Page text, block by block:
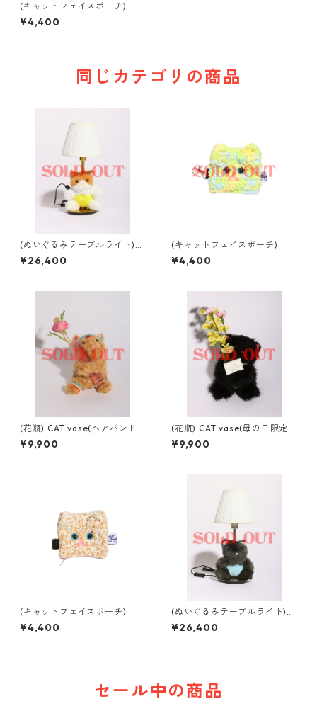
(キャットフェイスポーチ)
¥4,400
同じカテゴリの商品
(ぬいぐるみテーブルライト)b
abyちゃんライト
¥26,400
(キャットフェイスポーチ)
¥4,400
(花瓶) CAT vase(ヘアバンドv
er)
¥9,900
(花瓶) CAT vase(母の日限定v
er)
¥9,900
(キャットフェイスポーチ)
¥4,400
(ぬいぐるみテーブルライト)b
abyちゃんライト
¥26,400
セール中の商品